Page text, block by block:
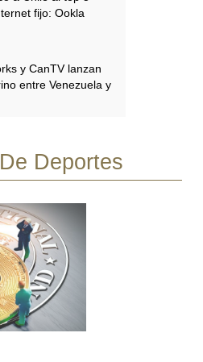
fijo: Ookla
y CanTV lanzan
entre Venezuela y
en
con 600 nuevas
Deportes